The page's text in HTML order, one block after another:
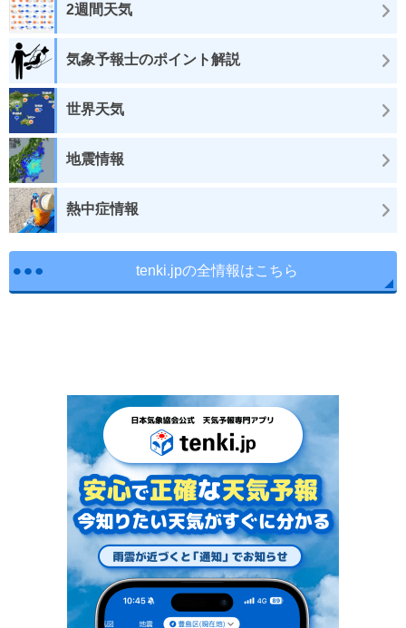
2週間天気
気象予報士のポイント解説
世界天気
地震情報
熱中症情報
tenki.jpの全情報はこちら